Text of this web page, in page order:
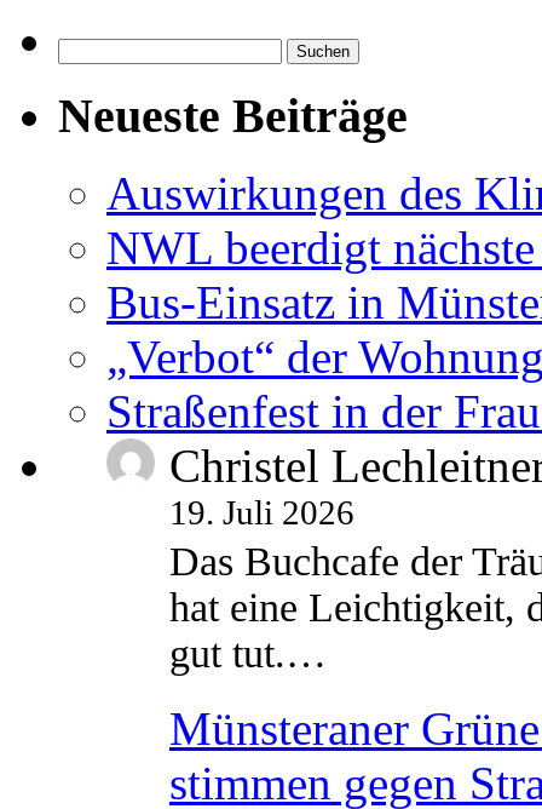
nach:
Neueste Beiträge
Auswirkungen des
NWL beerdigt
Bus-Einsatz in
„Verbot“ der
Straßenfest in der
Christel
19. Juli 2026
Das Buchcafe der
hat eine Leichtigkeit,
gut tut.…
Münsteraner
stimmen gegen